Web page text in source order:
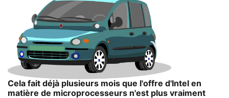
Cela fait déjà plusieurs mois que l'offre d'Intel en
matière de microprocesseurs n'est plus vraiment